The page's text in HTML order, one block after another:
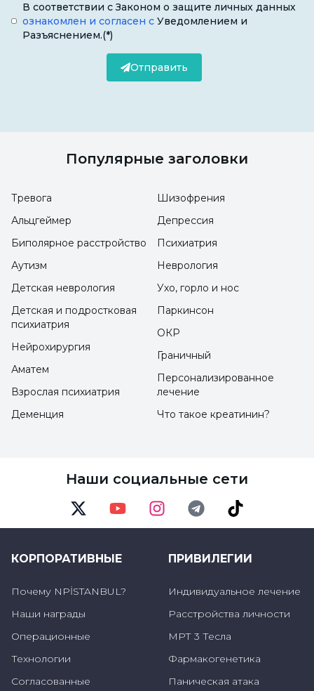
В соответствии с Законом о защите личных данных
ознакомлен и согласен с Уведомлением и
Разъяснением.(*)
Отправить
Популярные заголовки
Тревога
Альцгеймер
Биполярное расстройство
Аутизм
Детская неврология
Шизофрения
Депрессия
Психиатрия
Неврология
Ухо, горло и нос
Детская и подростковая
психиатрия
Нейрохирургия
Аматем
Взрослая психиатрия
Деменция
Паркинсон
ОКР
Граничный
Персонализированное
лечение
Что такое креатинин?
Наши социальные сети
КОРПОРАТИВНЫЕ
Почему NPİSTANBUL?
Наши награды
Операционные
Технологии
Согласованные
ПРИВИЛЕГИИ
Индивидуальное лечение
Расстройства личности
МРТ 3 Тесла
Фармакогенетика
Паническая атака